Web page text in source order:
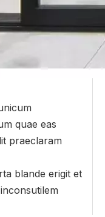
quae eas
praeclaram
blande erigit et